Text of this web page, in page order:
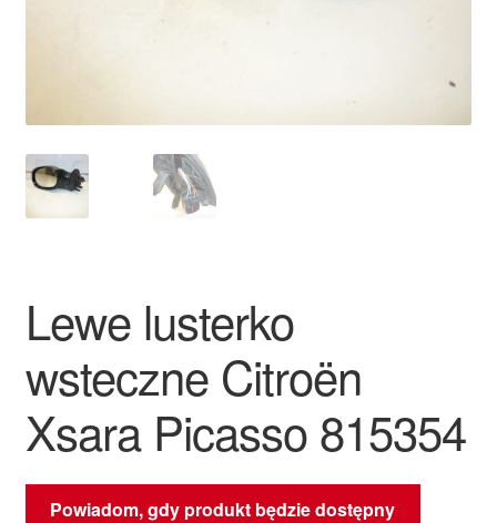
Skarga
Zasady i warunki
Lewe lusterko
wsteczne Citroën
Xsara Picasso 815354
Powiadom, gdy produkt będzie dostępny